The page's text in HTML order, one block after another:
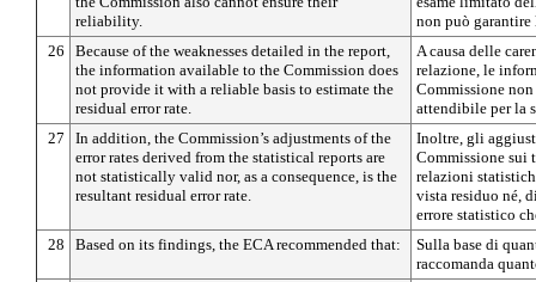
reliability.
non può
26
Because of the weaknesses detailed in the report,
the information available to the Commission does
not provide it with a reliable basis to estimate the
residual error rate.
A causa delle
relazione, le
Commissione
attendibile per la
27
In addition, the Commission’s adjustments of the
error rates derived from the statistical reports are
not statistically valid nor, as a consequence, is the
resultant residual error rate.
Inoltre, gli
Commissione sui
relazioni
vista residuo né,
errore statistico
28
Based on its findings, the ECA recommended that:
Sulla base di
raccomanda